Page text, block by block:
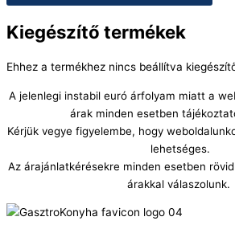
Kiegészítő termékek
Ehhez a termékhez nincs beállítva
A jelenlegi instabil euró árfolyam miatt a
árak minden esetben
Kérjük vegye figyelembe, hogy
lehetséges.
Az árajánlatkérésekre minden esetben
árakkal válaszolunk.